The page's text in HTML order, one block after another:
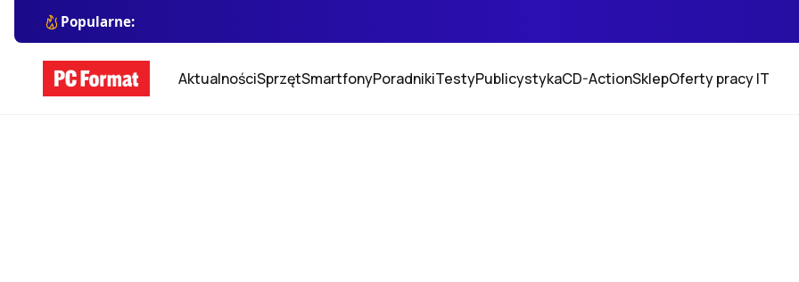
Popularne:
AktualnościSprzętSmartfonyPoradnikiTestyPublicystykaCD-ActionSklepOferty pracy IT